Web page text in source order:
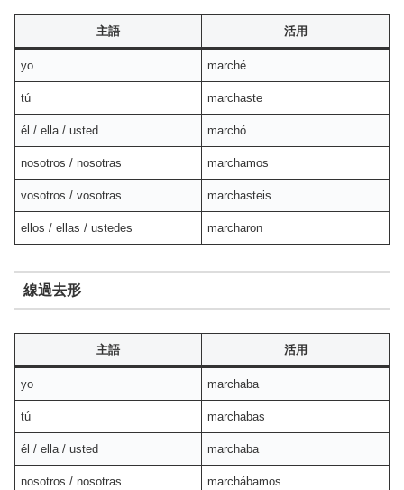
主語 活用
yo marché
tú marchaste
él / ella / usted marchó
nosotros / nosotras marchamos
vosotros / vosotras marchasteis
ellos / ellas / ustedes marcharon
線過去形
主語 活用
yo marchaba
tú marchabas
él / ella / usted marchaba
nosotros / nosotras marchábamos